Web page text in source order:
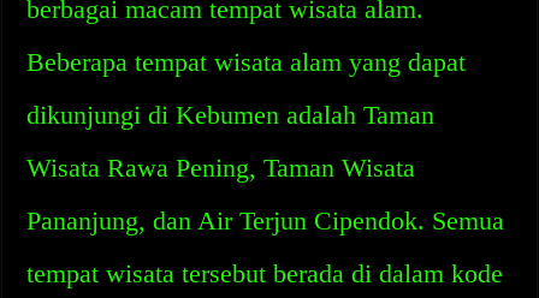
berbagai macam tempat wisata alam.
Beberapa tempat wisata alam yang dapat
dikunjungi di Kebumen adalah Taman
Wisata Rawa Pening, Taman Wisata
Pananjung, dan Air Terjun Cipendok. Semua
tempat wisata tersebut berada di dalam kode